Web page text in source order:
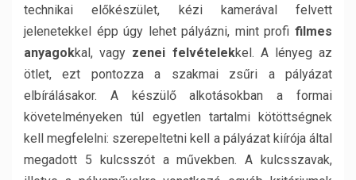
technikai előkészület, kézi kamerával felvett
jelenetekkel épp úgy lehet pályázni, mint profi filmes
anyagokkal, vagy zenei felvételekkel. A lényeg az
ötlet, ezt pontozza a szakmai zsűri a pályázat
elbírálásakor. A készülő alkotásokban a formai
követelményeken túl egyetlen tartalmi kötöttségnek
kell megfelelni: szerepeltetni kell a pályázat kiírója által
megadott 5 kulcsszót a művekben. A kulcsszavak,